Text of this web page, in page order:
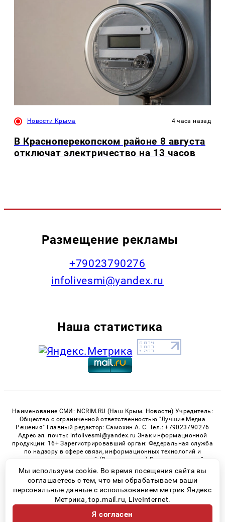
Новости Крыма 4 часа назад
В Красноперекопском районе 8 августа
отключат электричество на 13 часов
Размещение рекламы
+79023790276
infolivesmi@yandex.ru
Наша статистика
Наименование СМИ: NCRIM.RU (Наш Крым. Новости) Учредитель:
Общество с ограниченной ответственностью "Лучшие Медиа
Решения" Главный редактор: Самохин А. С. Тел.: +79023790276
Адрес эл. почты: infolivesmi@yandex.ru Знак информационной
продукции: 16+ Зарегистрировавший орган: Федеральная служба
по надзору в сфере связи, информационных технологий и
массовых коммуникаций (Роскомнадзор) Регистрационный
номер СМИ ЭЛ № ФС 77 - 81150 от 02.06.2021
© 2026 «nCrim.ru» | Все права защищены
Возрастная категория сайта 16+
Мы используем cookie. Во время посещения сайта вы
соглашаетесь с тем, что мы обрабатываем ваши
персональные данные с использованием метрик Яндекс
Метрика, top.mail.ru, LiveInternet.
Я согласен